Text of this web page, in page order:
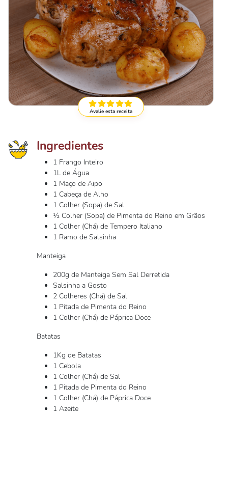
Avalie esta receita
Ingredientes
1 Frango Inteiro
1L de Água
1 Maço de Aipo
1 Cabeça de Alho
1 Colher (Sopa) de Sal
½ Colher (Sopa) de Pimenta do Reino em Grãos
1 Colher (Chá) de Tempero Italiano
1 Ramo de Salsinha
Manteiga
200g de Manteiga Sem Sal Derretida
Salsinha a Gosto
2 Colheres (Chá) de Sal
1 Pitada de Pimenta do Reino
1 Colher (Chá) de Páprica Doce
Batatas
1Kg de Batatas
1 Cebola
1 Colher (Chá) de Sal
1 Pitada de Pimenta do Reino
1 Colher (Chá) de Páprica Doce
1 Azeite